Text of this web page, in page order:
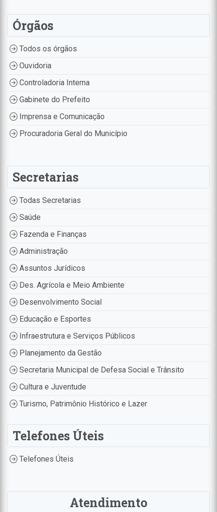
Órgãos
Todos os órgãos
Ouvidoria
Controladoria Interna
Gabinete do Prefeito
Imprensa e Comunicação
Procuradoria Geral do Município
Secretarias
Todas Secretarias
Saúde
Fazenda e Finanças
Administração
Assuntos Jurídicos
Des. Agrícola e Meio Ambiente
Desenvolvimento Social
Educação e Esportes
Infraestrutura e Serviços Públicos
Planejamento da Gestão
Secretaria Municipal de Defesa Social e Trânsito
Cultura e Juventude
Turismo, Patrimônio Histórico e Lazer
Telefones Úteis
Telefones Úteis
Atendimento